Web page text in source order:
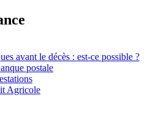
avant le décès : est-ce possible ?
postale
Agricole